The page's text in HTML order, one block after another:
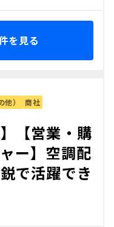
を見る
）
商社
【営業・購
ー】空調配
で活躍でき